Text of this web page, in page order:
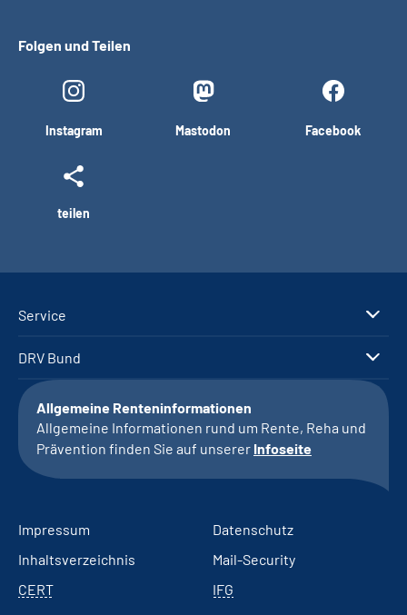
Folgen und Teilen
Instagram Mastodon Facebook
teilen
Service
DRV Bund
Allgemeine Renteninformationen
Allgemeine Informationen rund um Rente, Reha und
Prävention finden Sie auf unserer Infoseite
Impressum
Datenschutz
Inhaltsverzeichnis
Mail-Security
CERT
IFG